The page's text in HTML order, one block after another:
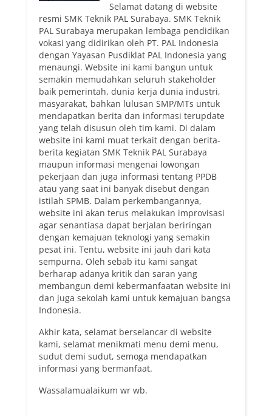
Selamat datang di website
resmi SMK Teknik PAL Surabaya. SMK Teknik
PAL Surabaya merupakan lembaga pendidikan
vokasi yang didirikan oleh PT. PAL Indonesia
dengan Yayasan Pusdiklat PAL Indonesia yang
menaungi. Website ini kami bangun untuk
semakin memudahkan seluruh stakeholder
baik pemerintah, dunia kerja dunia industri,
masyarakat, bahkan lulusan SMP/MTs untuk
mendapatkan berita dan informasi terupdate
yang telah disusun oleh tim kami. Di dalam
website ini kami muat terkait dengan berita-
berita kegiatan SMK Teknik PAL Surabaya
maupun informasi mengenai lowongan
pekerjaan dan juga informasi tentang PPDB
atau yang saat ini banyak disebut dengan
istilah SPMB. Dalam perkembangannya,
website ini akan terus melakukan improvisasi
agar senantiasa dapat berjalan beriringan
dengan kemajuan teknologi yang semakin
pesat ini. Tentu, website ini jauh dari kata
sempurna. Oleh sebab itu kami sangat
berharap adanya kritik dan saran yang
membangun demi kebermanfaatan website ini
dan juga sekolah kami untuk kemajuan bangsa
Indonesia.
Akhir kata, selamat berselancar di website
kami, selamat menikmati menu demi menu,
sudut demi sudut, semoga mendapatkan
informasi yang bermanfaat.
Wassalamualaikum wr wb.